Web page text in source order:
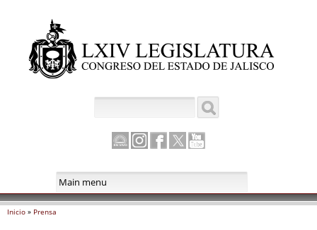
principal
Canal
Instagram
Facebook
Twitter
Inicio » Prensa